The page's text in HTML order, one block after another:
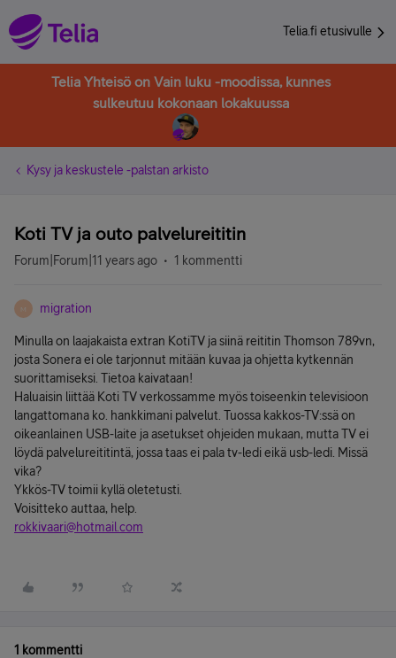
Telia.fi etusivulle
Telia Yhteisö on Vain luku -moodissa, kunnes
sulkeutuu kokonaan lokakuussa
Kysy ja keskustele -palstan arkisto
Koti TV ja outo palvelureititin
Forum|Forum|11 years ago 1 kommentti
M migration
Minulla on laajakaista extran KotiTV ja siinä reititin Thomson 789vn,
josta Sonera ei ole tarjonnut mitään kuvaa ja ohjetta kytkennän
suorittamiseksi. Tietoa kaivataan!
Haluaisin liittää Koti TV verkossamme myös toiseenkin televisioon
langattomana ko. hankkimani palvelut. Tuossa kakkos-TV:ssä on
oikeanlainen USB-laite ja asetukset ohjeiden mukaan, mutta TV ei
löydä palvelureititintä, jossa taas ei pala tv-ledi eikä usb-ledi. Missä
vika?
Ykkös-TV toimii kyllä oletetusti.
Voisitteko auttaa, help.
rokkivaari@hotmail.com
1 kommentti